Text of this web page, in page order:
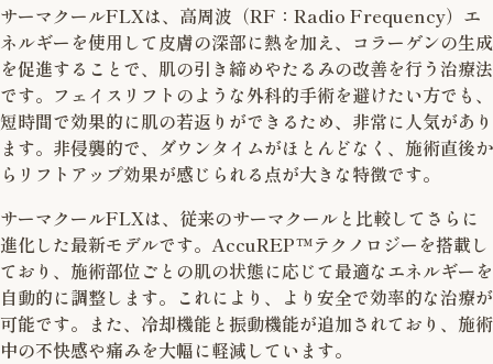
サーマクールFLXは、高周波（RF：Radio Frequency）エ
ネルギーを使用して皮膚の深部に熱を加え、コラーゲンの生成
を促進することで、肌の引き締めやたるみの改善を行う治療法
です。フェイスリフトのような外科的手術を避けたい方でも、
短時間で効果的に肌の若返りができるため、非常に人気があり
ます。非侵襲的で、ダウンタイムがほとんどなく、施術直後か
らリフトアップ効果が感じられる点が大きな特徴です。
サーマクールFLXは、従来のサーマクールと比較してさらに
進化した最新モデルです。AccuREP™テクノロジーを搭載し
ており、施術部位ごとの肌の状態に応じて最適なエネルギーを
自動的に調整します。これにより、より安全で効率的な治療が
可能です。また、冷却機能と振動機能が追加されており、施術
中の不快感や痛みを大幅に軽減しています。